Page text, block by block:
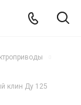
клин Ду 125